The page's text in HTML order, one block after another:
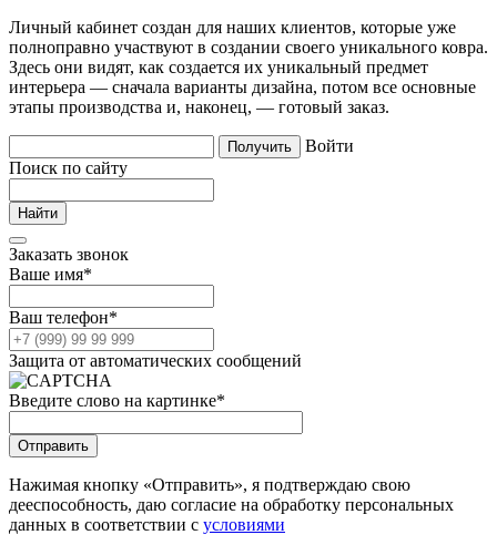
Личный кабинет создан для наших клиентов, которые уже
полноправно участвуют в создании своего уникального ковра.
Здесь они видят, как создается их уникальный предмет
интерьера — сначала варианты дизайна, потом все основные
этапы производства и, наконец, — готовый заказ.
Войти
Поиск по сайту
Заказать звонок
Ваше имя*
Ваш телефон*
Защита от автоматических сообщений
Введите слово на картинке*
Нажимая кнопку «Отправить», я подтверждаю свою
дееспособность, даю согласие на обработку персональных
данных в соответствии с условиями